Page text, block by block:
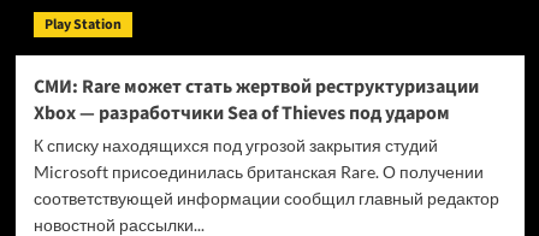
не
убивать
диски
Play Station
СМИ: Rare может стать жертвой реструктуризации
Xbox — разработчики Sea of Thieves под ударом
К списку находящихся под угрозой закрытия студий
Microsoft присоединилась британская Rare. О получении
соответствующей информации сообщил главный редактор
новостной рассылки...